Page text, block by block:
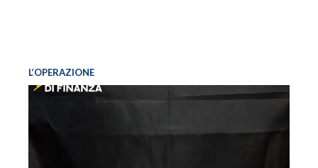
L’OPERAZIONE